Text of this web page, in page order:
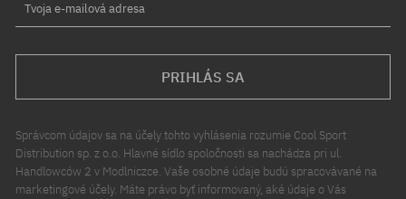
Tvoja e-mailová adresa
PRIHLÁS SA
Správcom údajov sa na účely tohto vyhlásenia rozumie Cool Sport
Distribution sp. z o.o. Hlavné sídlo spoločnosti sa nachádza pri ul.
Handlowców 2 v Modlniczce. Vaše osobné údaje budú spracovávané na
marketingové účely. Máte právo byť informovaný, aké údaje o Vás